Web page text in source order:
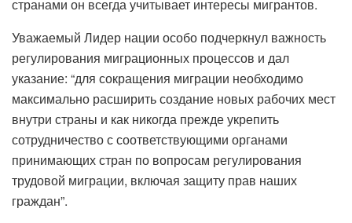
странами он всегда учитывает интересы мигрантов.
Уважаемый Лидер нации особо подчеркнул важность
регулирования миграционных процессов и дал
указание: “для сокращения миграции необходимо
максимально расширить создание новых рабочих мест
внутри страны и как никогда прежде укрепить
сотрудничество с соответствующими органами
принимающих стран по вопросам регулирования
трудовой миграции, включая защиту прав наших
граждан”.